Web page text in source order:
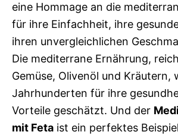
eine Hommage an die
für ihre Einfachheit, ihre
ihren unvergleichlichen
Die mediterrane Ernährung,
Gemüse, Olivenöl und Kräutern,
Jahrhunderten für ihre
Vorteile geschätzt. Und der
mit Feta ist ein perfektes